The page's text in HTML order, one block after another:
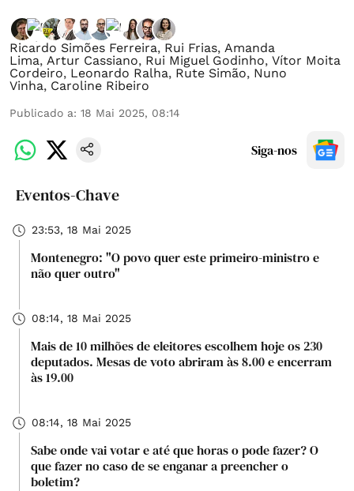
Ricardo Simões Ferreira, Rui Frias, Amanda
Lima, Artur Cassiano, Rui Miguel Godinho, Vítor Moita
Cordeiro, Leonardo Ralha, Rute Simão, Nuno
Vinha, Caroline Ribeiro
Publicado a: 18 Mai 2025, 08:14
Siga-nos
Eventos-Chave
23:53, 18 Mai 2025
Montenegro: "O povo quer este primeiro-ministro e
não quer outro"
08:14, 18 Mai 2025
Mais de 10 milhões de eleitores escolhem hoje os 230
deputados. Mesas de voto abriram às 8.00 e encerram
às 19.00
08:14, 18 Mai 2025
Sabe onde vai votar e até que horas o pode fazer? O
que fazer no caso de se enganar a preencher o
boletim?